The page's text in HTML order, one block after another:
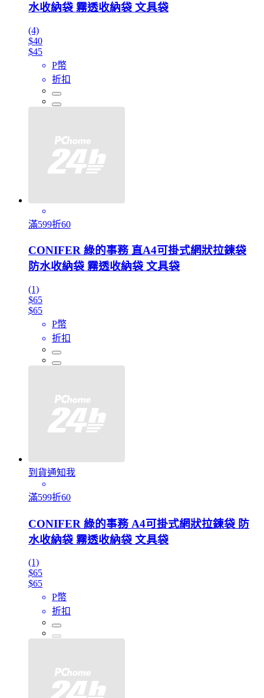
水收納袋 霧透收納袋 文具袋
(4)
$40
$45
P幣
折扣
滿599折60
CONIFER 綠的事務 直A4可掛式網狀拉鍊袋
防水收納袋 霧透收納袋 文具袋
(1)
$65
$65
P幣
折扣
到貨通知我
滿599折60
CONIFER 綠的事務 A4可掛式網狀拉鍊袋 防
水收納袋 霧透收納袋 文具袋
(1)
$65
$65
P幣
折扣